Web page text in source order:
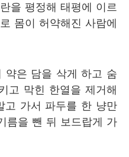
을 평정해 태평에 이르
몸이 허약해진 사람에
약은 담을 삭게 하고 숨
고 막힌 한열을 제거해
고 가서 파두를 한 냥만
름을 뺀 뒤 보드랍게 가